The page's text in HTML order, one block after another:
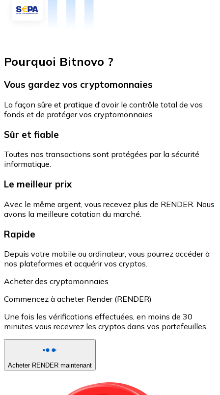
Pourquoi Bitnovo ?
Vous gardez vos cryptomonnaies
La façon sûre et pratique d'avoir le contrôle total de vos
fonds et de protéger vos cryptomonnaies.
Sûr et fiable
Toutes nos transactions sont protégées par la sécurité
informatique.
Le meilleur prix
Avec le même argent, vous recevez plus de RENDER. Nous
avons la meilleure cotation du marché.
Rapide
Depuis votre mobile ou ordinateur, vous pourrez accéder à
nos plateformes et acquérir vos cryptos.
Acheter des cryptomonnaies
Commencez à acheter Render (RENDER)
Une fois les vérifications effectuées, en moins de 30
minutes vous recevrez les cryptos dans vos portefeuilles.
Acheter RENDER maintenant